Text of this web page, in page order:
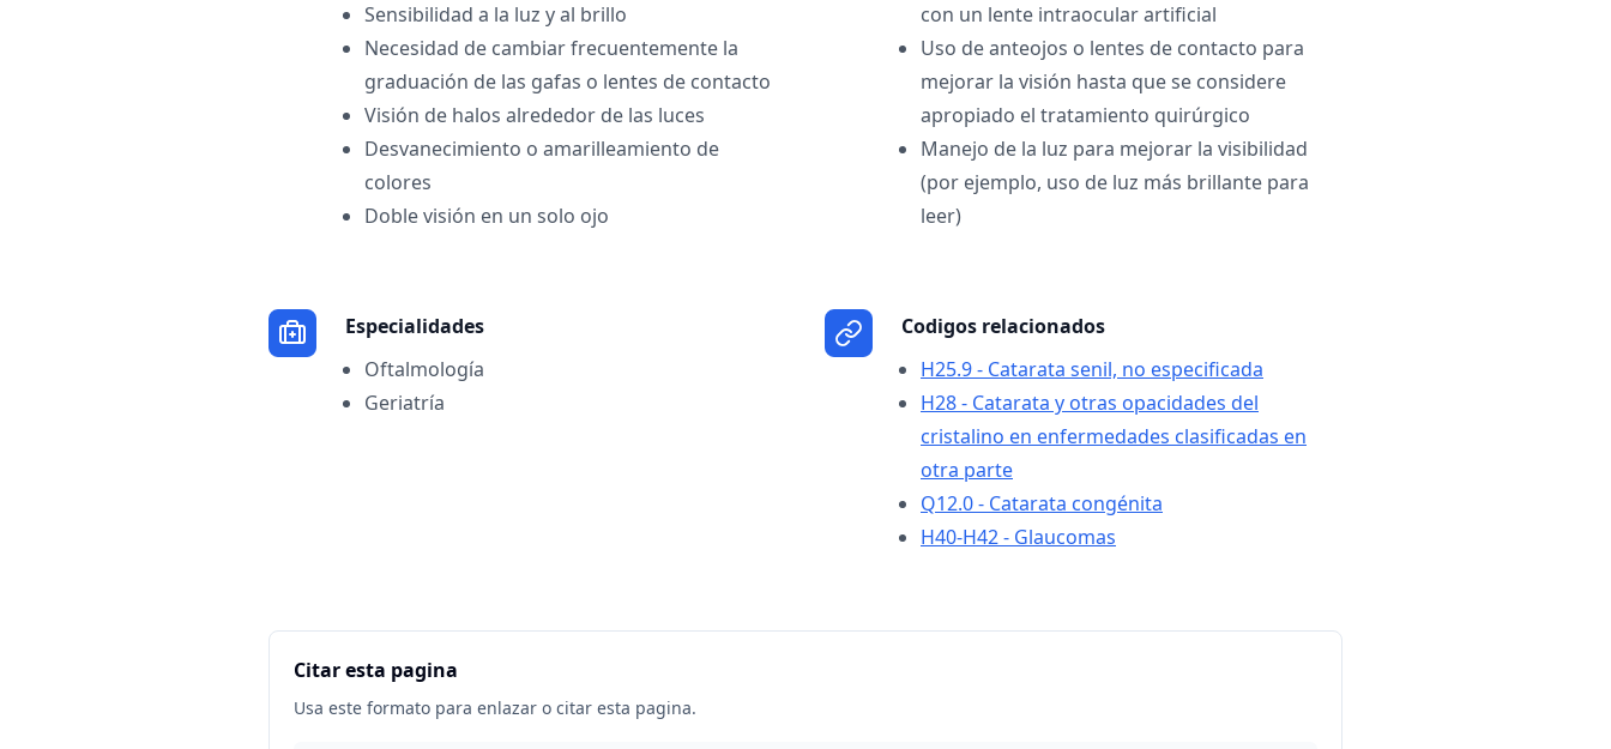
Sensibilidad a la luz y al brillo
Necesidad de cambiar frecuentemente la
graduación de las gafas o lentes de contacto
Visión de halos alrededor de las luces
Desvanecimiento o amarilleamiento de
colores
Doble visión en un solo ojo
con un lente intraocular artificial
Uso de anteojos o lentes de contacto para
mejorar la visión hasta que se considere
apropiado el tratamiento quirúrgico
Manejo de la luz para mejorar la visibilidad
(por ejemplo, uso de luz más brillante para
leer)
Especialidades
Oftalmología
Geriatría
Codigos relacionados
H25.9 - Catarata senil, no especificada
H28 - Catarata y otras opacidades del
cristalino en enfermedades clasificadas en
otra parte
Q12.0 - Catarata congénita
H40-H42 - Glaucomas
Citar esta pagina
Usa este formato para enlazar o citar esta pagina.